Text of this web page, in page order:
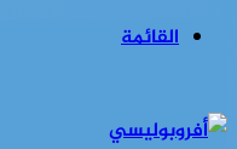
القائمة